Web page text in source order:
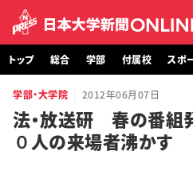
トップ
総合
トップ 総合 学部 付属校 スポ
学部・大学院 2012年06月07日
法・放送研 春の番組
０人の来場者沸かす